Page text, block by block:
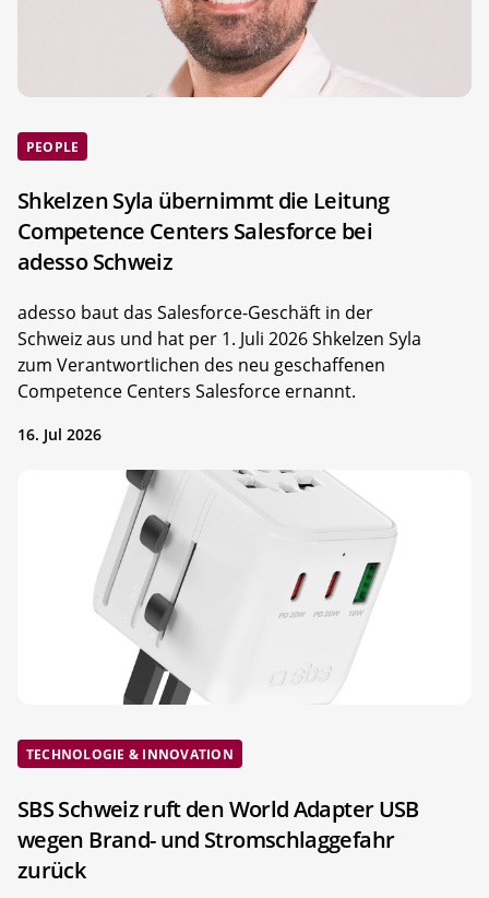
PEOPLE
Shkelzen Syla übernimmt die Leitung
Competence Centers Salesforce bei
adesso Schweiz
adesso baut das Salesforce-Geschäft in der
Schweiz aus und hat per 1. Juli 2026 Shkelzen Syla
zum Verantwortlichen des neu geschaffenen
Competence Centers Salesforce ernannt.
16. Jul 2026
TECHNOLOGIE & INNOVATION
SBS Schweiz ruft den World Adapter USB
wegen Brand- und Stromschlaggefahr
zurück